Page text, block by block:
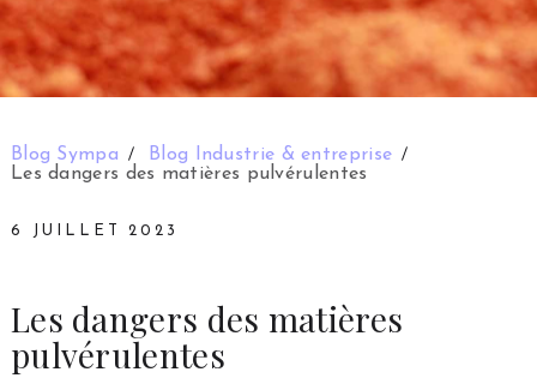
Blog Sympa
Blog Industrie & entreprise
Les dangers des matières pulvérulentes
6 JUILLET 2023
Les dangers des matières
pulvérulentes